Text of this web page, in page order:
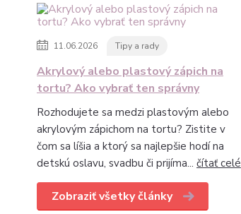
11.06.2026 Tipy a rady
Akrylový alebo plastový zápich na
tortu? Ako vybrať ten správny
Rozhodujete sa medzi plastovým alebo
akrylovým zápichom na tortu? Zistite v
čom sa líšia a ktorý sa najlepšie hodí na
detskú oslavu, svadbu či prijíma... čítať celé
Zobraziť všetky články